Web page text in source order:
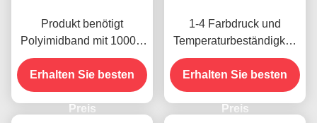
Produkt benötigt
Polyimidband mit 1000V
Spannungsfestigkeit
Erhalten Sie besten
Preis
1-4 Farbdruck und
Temperaturbeständigkeit
-10C-80C
Zahlungsmethode mit
Kreditkarte für frühere
Modelle
Erhalten Sie besten
Preis